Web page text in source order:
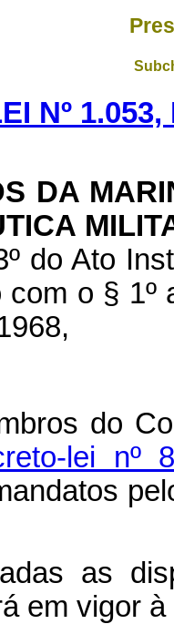
Nº
DA
do Ato
o § 1º
do
lei nº
as
em vigor